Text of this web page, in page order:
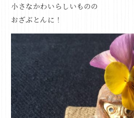
小さなかわいらしいものの
おざぶとんに！